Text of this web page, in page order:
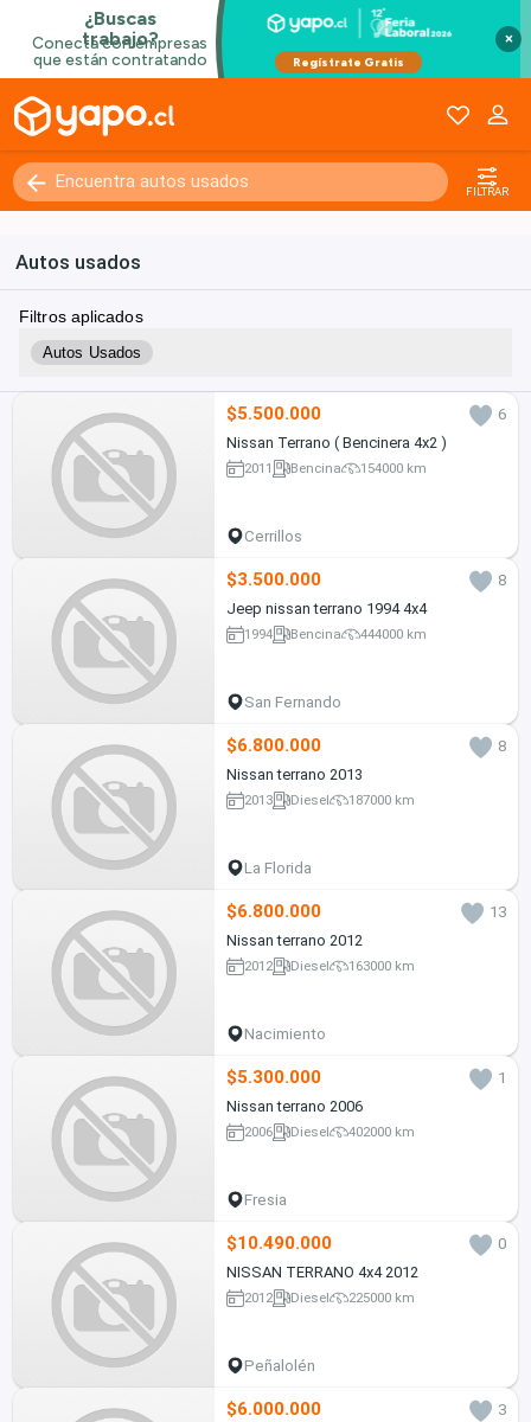
×
FILTRAR
Autos usados
Filtros aplicados
Autos Usados
$5.500.000
6
Nissan Terrano ( Bencinera 4x2 )
2011 Bencina 154000 km
Cerrillos
$3.500.000
8
Jeep nissan terrano 1994 4x4
1994 Bencina 444000 km
San Fernando
$6.800.000
8
Nissan terrano 2013
2013 Diesel 187000 km
La Florida
$6.800.000
13
Nissan terrano 2012
2012 Diesel 163000 km
Nacimiento
$5.300.000
1
Nissan terrano 2006
2006 Diesel 402000 km
Fresia
$10.490.000
0
NISSAN TERRANO 4x4 2012
2012 Diesel 225000 km
Peñalolén
$6.000.000
3